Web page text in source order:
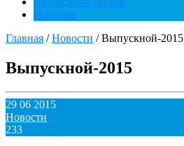
Питание
Главная /Новости /Выпускной-2015
Выпускной-2015
29 06 2015
Новости
233